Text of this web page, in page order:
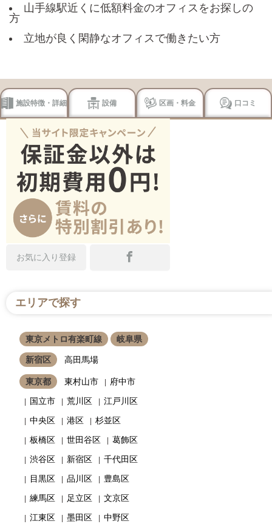
山手線駅近くに低額料金のオフィスをお探しの
方
立地が良く閑静なオフィスで働きたい方
施設特徴・詳細 設備 区画・料金 口コミ
お気に入り登録
エリアで探す
東京メトロ有楽町線 岐阜県
新宿区 高田馬場
東京都 東村山市
府中市
国立市
荒川区
江戸川区
中央区
港区
杉並区
板橋区
世田谷区
葛飾区
渋谷区
新宿区
千代田区
目黒区
品川区
豊島区
練馬区
足立区
文京区
江東区
墨田区
中野区